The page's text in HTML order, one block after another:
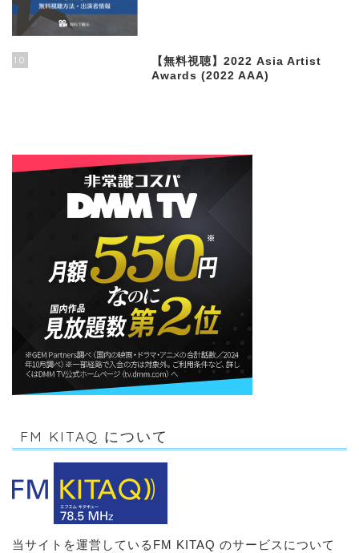
10
【無料視聴】2022 Asia Artist
Awards (2022 AAA)
FM KITAQ について
当サイトを運営しているFM KITAQ のサービスについて